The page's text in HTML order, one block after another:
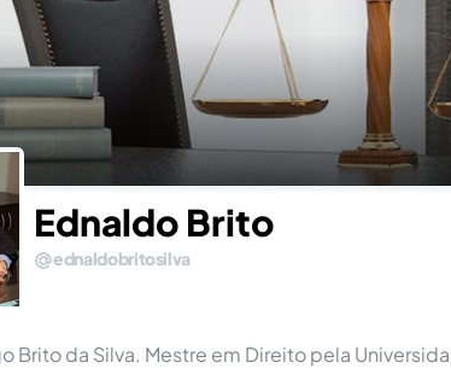
Ednaldo Brito
ednaldobritosilva
Brito da Silva. Mestre em Direito pela